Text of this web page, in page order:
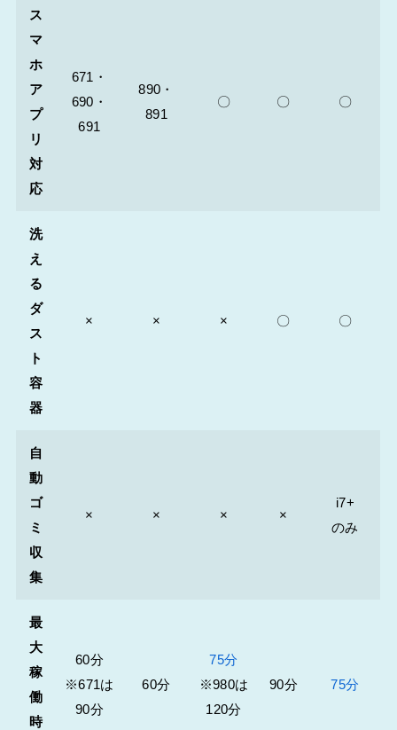
ス
マ
ホ
ア
プ
リ
対
応
671・
690・
691
890・
891
〇 〇 〇
洗
え
る
ダ
ス
ト
容
器
× × × 〇 〇
自
動
ゴ
ミ
収
集
× × × ×
i7+
のみ
最
大
稼
働
時
60分
※671は
90分
60分
75分
※980は
120分
90分 75分